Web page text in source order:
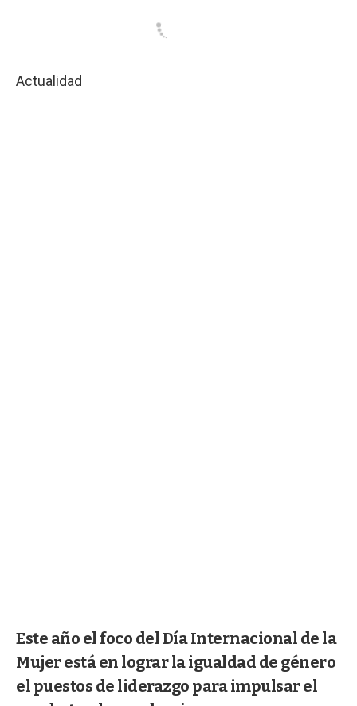
Actualidad
Este año el foco del Día Internacional de la
Mujer está en lograr la igualdad de género
el puestos de liderazgo para impulsar el